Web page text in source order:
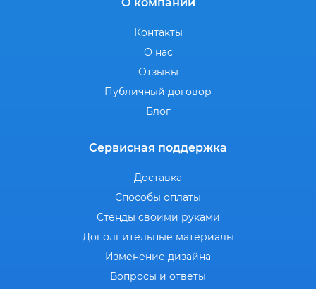
Контакты
О нас
Отзывы
Публичный договор
Блог
Сервисная поддержка
Доставка
Способы оплаты
Стенды своими руками
Дополнительные материалы
Изменение дизайна
Вопросы и ответы